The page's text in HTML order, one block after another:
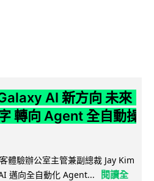
AI 新方向 未來
轉向 Agent 全自動操
體驗辦公室主管兼副總裁 Jay Kim
邁向全自動化 Agent...
閱讀全